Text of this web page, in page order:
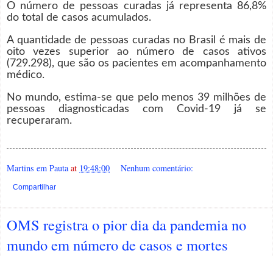
O número de pessoas curadas já representa 86,8%
do total de casos acumulados.
A quantidade de pessoas curadas no Brasil é mais de
oito vezes superior ao número de casos ativos
(729.298), que são os pacientes em acompanhamento
médico.
No mundo, estima-se que pelo menos 39 milhões de
pessoas diagnosticadas com Covid-19 já se
recuperaram.
Martins em Pauta at 19:48:00 Nenhum comentário:
Compartilhar
OMS registra o pior dia da pandemia no
mundo em número de casos e mortes